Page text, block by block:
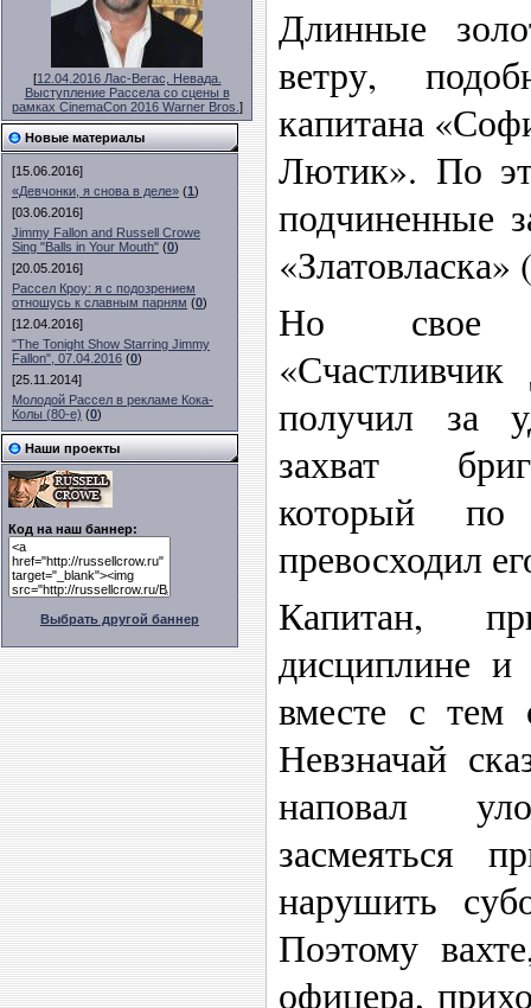
[12.04.2016 Лас-Вегас, Невада.
Выступление Рассела со сцены в
рамках CinemaCon 2016 Warner Bros. ]
Новые материалы
[15.06.2016]
«Девчонки, я снова в деле» (1)
[03.06.2016]
Jimmy Fallon and Russell Crowe
Sing "Balls in Your Mouth" (0)
[20.05.2016]
Рассел Кроу: я с подозрением
отношусь к славным парням (0)
[12.04.2016]
"The Tonight Show Starring Jimmy
Fallon", 07.04.2016 (0)
[25.11.2014]
Молодой Рассел в рекламе Кока-
Колы (80-е) (0)
Наши проекты
Код на наш баннер:
Выбрать другой баннер
Длинные
ветру,
капитана
Лютик». По
подчиненные
Но свое
получил за
захват
который по
превосходил
Капитан,
дисциплине и
вместе с тем
Невзначай
наповал
засмеяться
нарушить
Поэтому
офицера,